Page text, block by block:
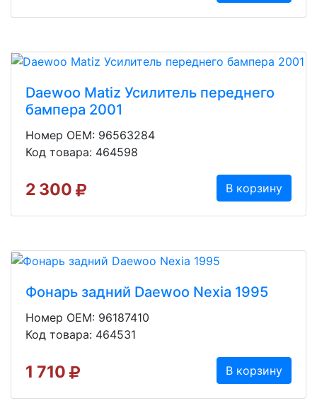
Daewoo Matiz Усилитель переднего
бампера 2001
Номер OEM: 96563284
Код товара: 464598
2 300 В корзину
Фонарь задний Daewoo Nexia 1995
Номер OEM: 96187410
Код товара: 464531
1 710 В корзину